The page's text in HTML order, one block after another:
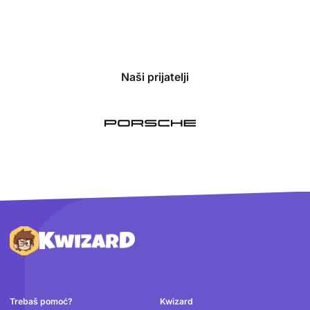
Naši prijatelji
Podnožje
Trebaš pomoć? Kwizard